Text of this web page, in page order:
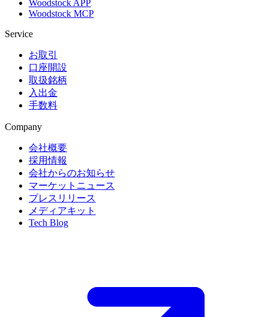
Woodstock APP
Woodstock MCP
Service
お取引
口座開設
取扱銘柄
入出金
手数料
Company
会社概要
採用情報
会社からのお知らせ
マーケットニュース
プレスリリース
メディアキット
Tech Blog